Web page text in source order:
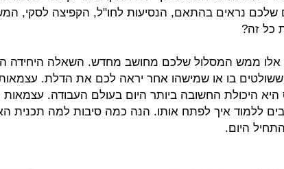
שלכם נראים בהתאם, הנסיעות לחו"ל, הקפיצה לסקי,
כל זה?
אלו ממש המסלול שלכם מחושב מחדש. השאלה היחידה
בו או שמישהו אחר יראה לכם את הדלת. עצמאות
היא היכולת החשובה ביותר היום בעולם העבודה. עצמאות
ללמוד איך לפתח אותו. הנה כמה סיבות למה תכנית
היום.